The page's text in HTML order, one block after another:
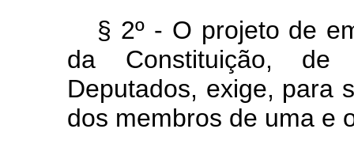
§ 2º - O projeto de
da Constituição,
Deputados, exige, para
dos membros de uma e